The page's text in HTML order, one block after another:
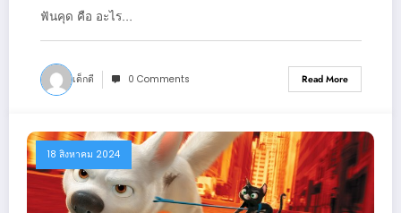
ฟันคุด คือ อะไร…
เด็กดี 0 Comments Read More
18 สิงหาคม 2024